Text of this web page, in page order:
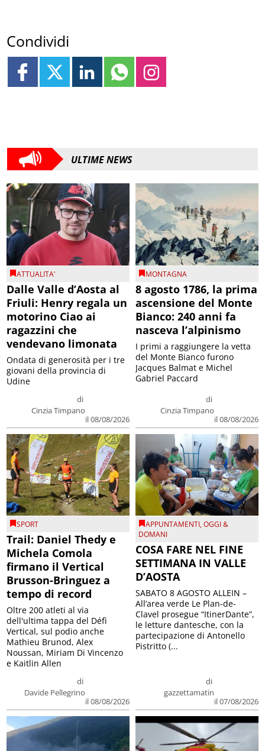
Condividi
ULTIME NEWS
ATTUALITA'
Dalle Valle d’Aosta al
Friuli: Henry regala un
motorino Ciao ai
ragazzini che
vendevano limonata
di
Cinzia Timpano
il 08/08/2026
Ondata di generosità per i tre
giovani della provincia di
Udine
MONTAGNA
8 agosto 1786, la prima
ascensione del Monte
Bianco: 240 anni fa
nasceva l’alpinismo
di
Cinzia Timpano
il 08/08/2026
I primi a raggiungere la vetta
del Monte Bianco furono
Jacques Balmat e Michel
Gabriel Paccard
SPORT
Trail: Daniel Thedy e
Michela Comola
firmano il Vertical
Brusson-Bringuez a
tempo di record
di
Davide Pellegrino
il 08/08/2026
Oltre 200 atleti al via
dell'ultima tappa del Défì
Vertical, sul podio anche
Mathieu Brunod, Alex
Noussan, Miriam Di Vincenzo
e Kaitlin Allen
APPUNTAMENTI,OGGI &
DOMANI
COSA FARE NEL FINE
SETTIMANA IN VALLE
D’AOSTA
di
gazzettamatin
il 07/08/2026
SABATO 8 AGOSTO ALLEIN –
All’area verde Le Plan-de-
Clavel prosegue “ItinerDante”,
le letture dantesche, con la
partecipazione di Antonello
Pistritto (...